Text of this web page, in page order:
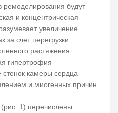
ремоделирования будут
и концентрическая
увеличение
за счет перегрузки
растяжения
гипертрофия
камеры сердца
и миогенных причин
1) перечислены